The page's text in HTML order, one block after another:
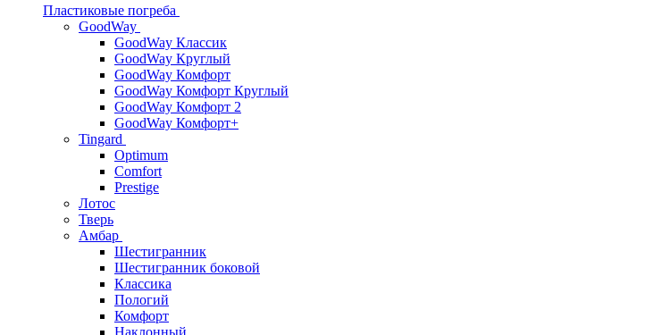
Пластиковые погреба
GoodWay
GoodWay Классик
GoodWay Круглый
GoodWay Комфорт
GoodWay Комфорт Круглый
GoodWay Комфорт 2
GoodWay Комфорт+
Tingard
Optimum
Comfort
Prestige
Лотос
Тверь
Амбар
Шестигранник
Шестигранник боковой
Классика
Пологий
Комфорт
Наклонный